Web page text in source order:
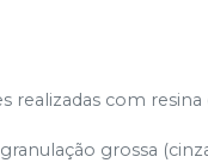
realizadas com
grossa